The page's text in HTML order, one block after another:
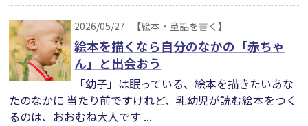
2026/05/27 【絵本・童話を書く】
絵本を描くなら自分のなかの「赤ちゃ
ん」と出会おう
「幼子」は眠っている、絵本を描きたいあな
たのなかに 当たり前ですけれど、乳幼児が読む絵本をつく
るのは、おおむね大人です ...